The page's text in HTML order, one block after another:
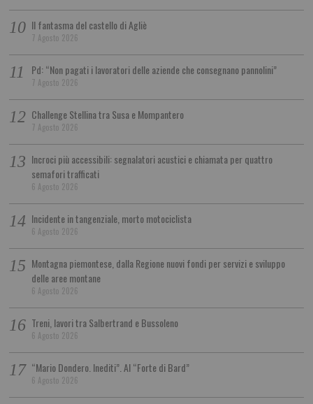
Il fantasma del castello di Agliè
7 Agosto 2026
Pd: “Non pagati i lavoratori delle aziende che consegnano pannolini”
7 Agosto 2026
Challenge Stellina tra Susa e Mompantero
7 Agosto 2026
Incroci più accessibili: segnalatori acustici e chiamata per quattro
semafori trafficati
6 Agosto 2026
Incidente in tangenziale, morto motociclista
6 Agosto 2026
Montagna piemontese, dalla Regione nuovi fondi per servizi e sviluppo
delle aree montane
6 Agosto 2026
Treni, lavori tra Salbertrand e Bussoleno
6 Agosto 2026
“Mario Dondero. Inediti”. Al “Forte di Bard”
6 Agosto 2026